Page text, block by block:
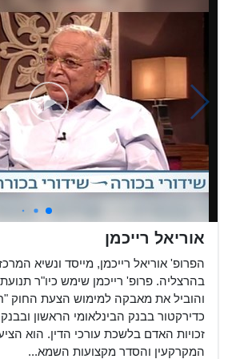
בדצמבר
הפילוסופיה הפו...
אוריאל רייכמן
הפרופ' אוריאל רייכמן, מייסד ונשיא
בהרצליה. פרופ' רייכמן שימש כיו"ר
והוביל את מאבקה למימוש הצעת החוק
כדירקטור בבנק הבינלאומי הראשון
זכויות האדם בלשכת עורכי הדין. הוא
המקרקעין והסדר מקצועות השמא...